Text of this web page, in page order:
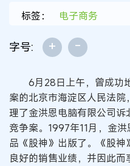
标签：
电子商务
字号: + -
6月28日上午，曾成功
案的北京市海淀区人民法
理了金洪恩电脑有限公司
竞争案。1997年11月，金
品《股神》出版了。《股
良好的销售业绩，并因此而